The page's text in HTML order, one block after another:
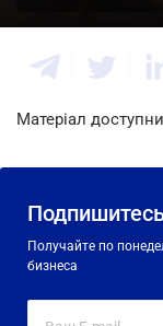
Матеріал
Получайте по
бизнеса